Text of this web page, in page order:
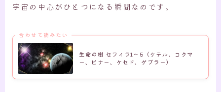
宇宙の中心がひとつになる瞬間なのです。
合わせて読みたい
生命の樹 セフィラ1～5（ケテル、コクマ
ー、ビナー、ケセド、ゲブラー）